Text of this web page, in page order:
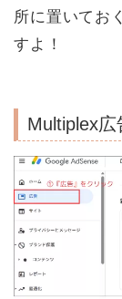
所に置いてお
すよ！
Multiplex